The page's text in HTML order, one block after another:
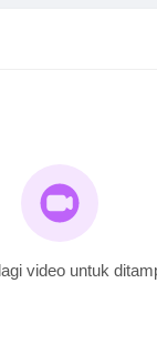
video untuk